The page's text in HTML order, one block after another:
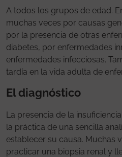
A todos los grupos de edad.
muchas veces por causas
por la presencia de otras
diabetes, por enfermedades
enfermedades infecciosas.
tardía en la vida adulta de
El diagnóstico
La presencia de la
la práctica de una sencilla
establecer su causa. Muchas
practicar una biopsia renal y